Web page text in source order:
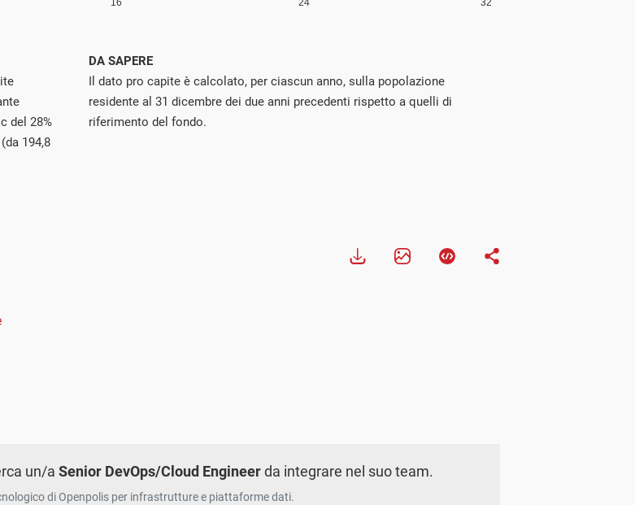
del 28%
194,8
DA SAPERE
Il dato pro capite è calcolato, per ciascun anno, sulla popolazione
residente al 31 dicembre dei due anni precedenti rispetto a quelli di
riferimento del fondo.
un/aSenior DevOps/Cloud Engineerda integrare nel suo team.
di Openpolis per infrastrutture e piattaforme dati.